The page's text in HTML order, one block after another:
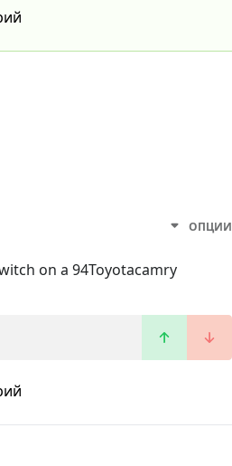
ОПЦИИ
on a 94Toyotacamry